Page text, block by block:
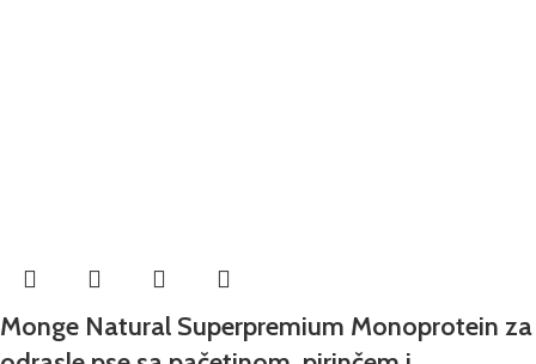
Monge Natural Superpremium Monoprotein za